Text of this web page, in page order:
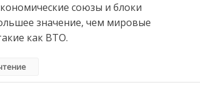
союзы и блоки
значение, чем мировые
как ВТО.